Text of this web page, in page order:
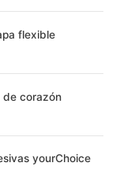
flexible
de corazón
yourChoice